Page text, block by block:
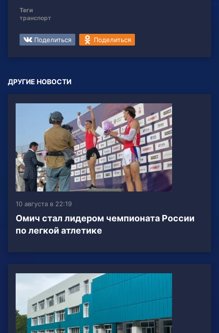
Теги
транспорт
Поделиться Поделиться
ДРУГИЕ НОВОСТИ
10 августа в 22:19
Омич стал лидером чемпионата России
по легкой атлетике